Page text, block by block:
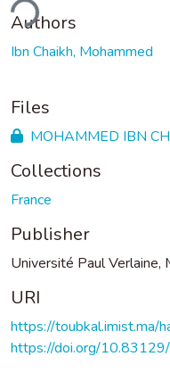
Authors
Ibn Chaikh, Mohammed
Files
MOHAMMED IBN
Collections
France
Publisher
Université Paul Verlaine,
URI
https://
https://doi.org/